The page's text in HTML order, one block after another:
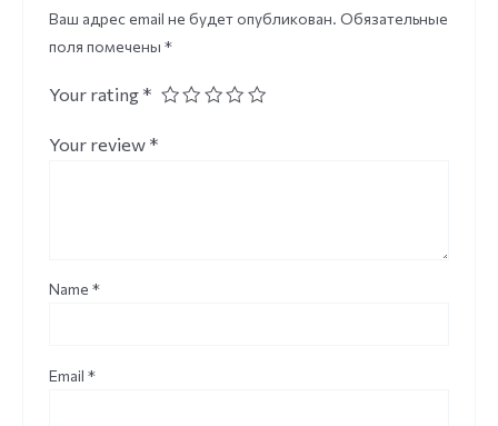
Ваш адрес email не будет опубликован. Обязательные
поля помечены *
Your rating *
Your review *
Name *
Email *